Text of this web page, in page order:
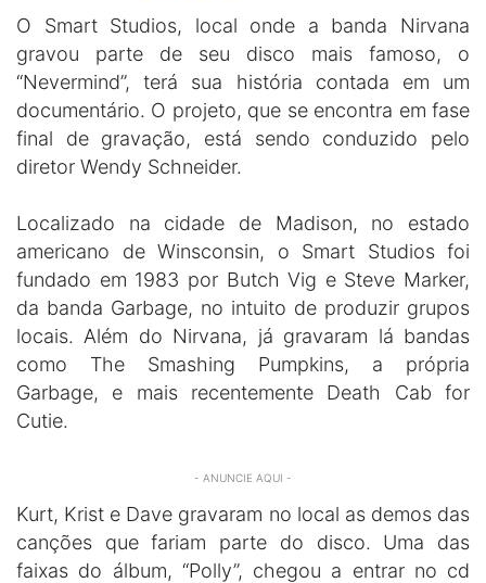
O Smart Studios, local onde a banda Nirvana
gravou parte de seu disco mais famoso, o
“Nevermind”, terá sua história contada em um
documentário. O projeto, que se encontra em fase
final de gravação, está sendo conduzido pelo
diretor Wendy Schneider.
Localizado na cidade de Madison, no estado
americano de Winsconsin, o Smart Studios foi
fundado em 1983 por Butch Vig e Steve Marker,
da banda Garbage, no intuito de produzir grupos
locais. Além do Nirvana, já gravaram lá bandas
como The Smashing Pumpkins, a própria
Garbage, e mais recentemente Death Cab for
Cutie.
- ANUNCIE AQUI -
Kurt, Krist e Dave gravaram no local as demos das
canções que fariam parte do disco. Uma das
faixas do álbum, “Polly”, chegou a entrar no cd